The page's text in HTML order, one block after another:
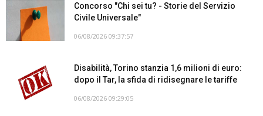
Concorso "Chi sei tu? - Storie del Servizio
Civile Universale"
06/08/2026 09:37:57
Disabilità, Torino stanzia 1,6 milioni di euro:
dopo il Tar, la sfida di ridisegnare le tariffe
06/08/2026 09:29:05